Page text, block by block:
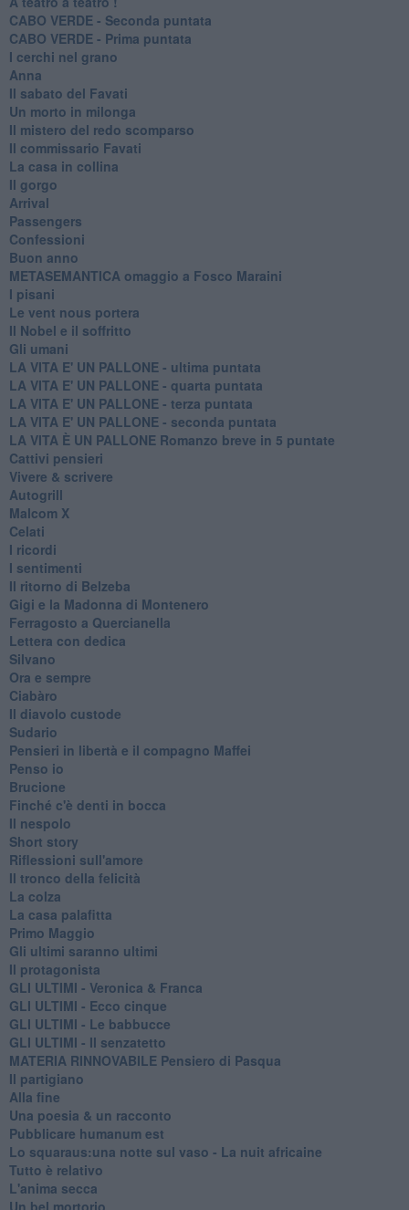
CABO VERDE - Seconda puntata
CABO VERDE - Prima puntata
I cerchi nel grano
Anna
Il sabato del Favati
Un morto in milonga
Il mistero del redo scomparso
Il commissario Favati
La casa in collina
Il gorgo
Arrival
Passengers
Confessioni
Buon anno
METASEMANTICA omaggio a Fosco Maraini
I pisani
Le vent nous portera
Il Nobel e il soffritto
Gli umani
LA VITA E' UN PALLONE - ultima puntata
LA VITA E' UN PALLONE - quarta puntata
LA VITA E' UN PALLONE - terza puntata
LA VITA E' UN PALLONE - seconda puntata
LA VITA È UN PALLONE Romanzo breve in 5 puntate
Cattivi pensieri
Vivere & scrivere
Autogrill
Malcom X
Celati
I ricordi
I sentimenti
Il ritorno di Belzeba
Gigi e la Madonna di Montenero
Ferragosto a Quercianella
Lettera con dedica
Silvano
Ora e sempre
Ciabàro
Il diavolo custode
Sudario
Pensieri in libertà e il compagno Maffei
Penso io
Brucione
Finché c'è denti in bocca
Il nespolo
Short story
Riflessioni sull'amore
Il tronco della felicità
La colza
La casa palafitta
Primo Maggio
Gli ultimi saranno ultimi
Il protagonista
GLI ULTIMI - Veronica & Franca
GLI ULTIMI - Ecco cinque
GLI ULTIMI - Le babbucce
GLI ULTIMI - Il senzatetto
MATERIA RINNOVABILE Pensiero di Pasqua
Il partigiano
Alla fine
Una poesia & un racconto
Pubblicare humanum est
Lo squaraus:una notte sul vaso - La nuit africaine
Tutto è relativo
L'anima secca
Un bel mortorio